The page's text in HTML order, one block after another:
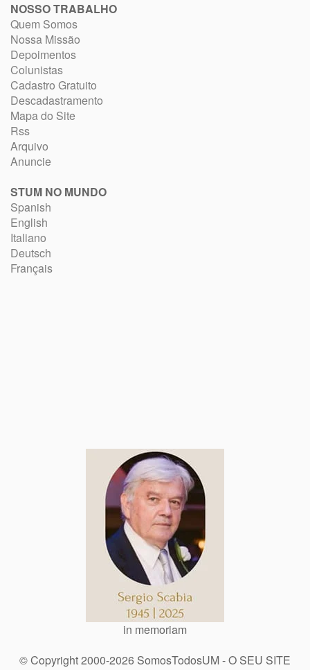
NOSSO TRABALHO
Quem Somos
Nossa Missão
Depoimentos
Colunistas
Cadastro Gratuito
Descadastramento
Mapa do Site
Rss
Arquivo
Anuncie
STUM NO MUNDO
Spanish
English
Italiano
Deutsch
Français
in memoriam
© Copyright 2000-2026 SomosTodosUM - O SEU SITE